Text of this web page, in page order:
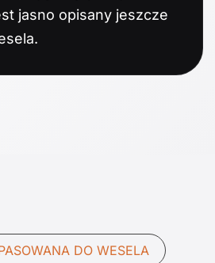
jasno opisany jeszcze
DO WESELA